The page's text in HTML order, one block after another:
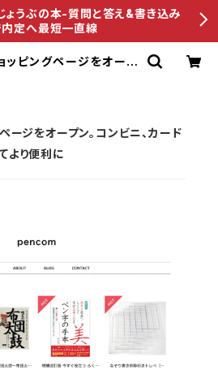
ょうぶの本-質問と答え&書き込み
内定へ最短一直線
ッピングページをオープ
ージをオープン。コンビニ、カード
より便利に